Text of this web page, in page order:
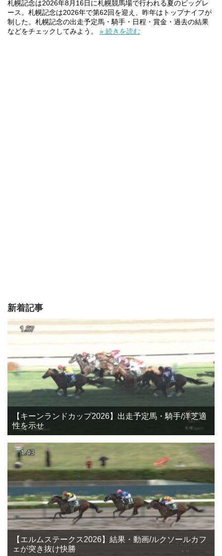
札幌記念は2026年8月16日に札幌競馬場で行われる夏のビッグレ
ース。札幌記念は2026年で第62回を迎え、昨年はトップナイフが
制した。札幌記念の出走予定馬・騎手・日程・賞金・過去の結果
などをチェックしてみよう。 » 続きを読む
新着記事
【キーンランドカップ2026】出走予定馬・騎手/洋芝適
性を示せ
【エルムステークス2026】結果・動画/ルクソールカフ
ェが突き抜け快勝